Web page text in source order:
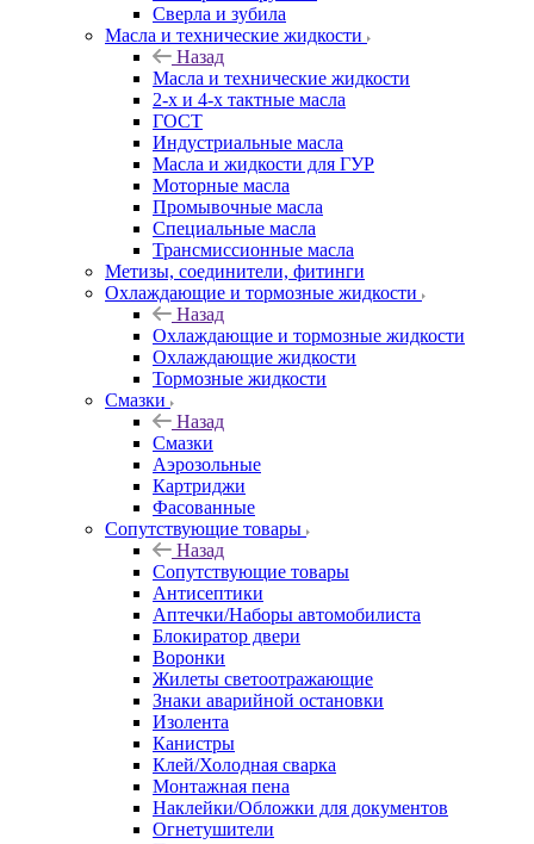
Сверла и зубила
Масла и технические жидкости
Назад
Масла и технические жидкости
2-х и 4-х тактные масла
ГОСТ
Индустриальные масла
Масла и жидкости для ГУР
Моторные масла
Промывочные масла
Специальные масла
Трансмиссионные масла
Метизы, соединители, фитинги
Охлаждающие и тормозные жидкости
Назад
Охлаждающие и тормозные жидкости
Охлаждающие жидкости
Тормозные жидкости
Смазки
Назад
Смазки
Аэрозольные
Картриджи
Фасованные
Сопутствующие товары
Назад
Сопутствующие товары
Антисептики
Аптечки/Наборы автомобилиста
Блокиратор двери
Воронки
Жилеты светоотражающие
Знаки аварийной остановки
Изолента
Канистры
Клей/Холодная сварка
Монтажная пена
Наклейки/Обложки для документов
Огнетушители